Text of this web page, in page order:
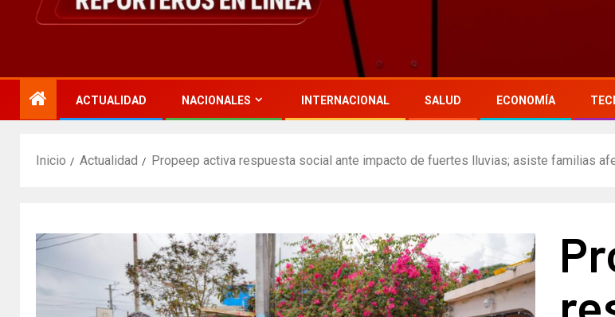
ACTUALIDAD NACIONALES INTERNACIONAL SALUD ECONOMÍA
Inicio Actualidad Propeep activa respuesta social ante impacto de fuertes lluvias; asiste familias